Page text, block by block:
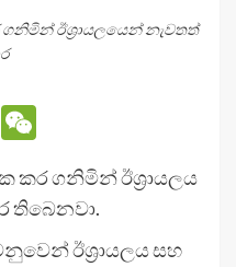
ඊශ්‍රායලයෙන් නැවතත්
Line
ගනිමින් ඊශ්‍රායලය
තිබෙනවා.
ඊශ්‍රායලය සහ